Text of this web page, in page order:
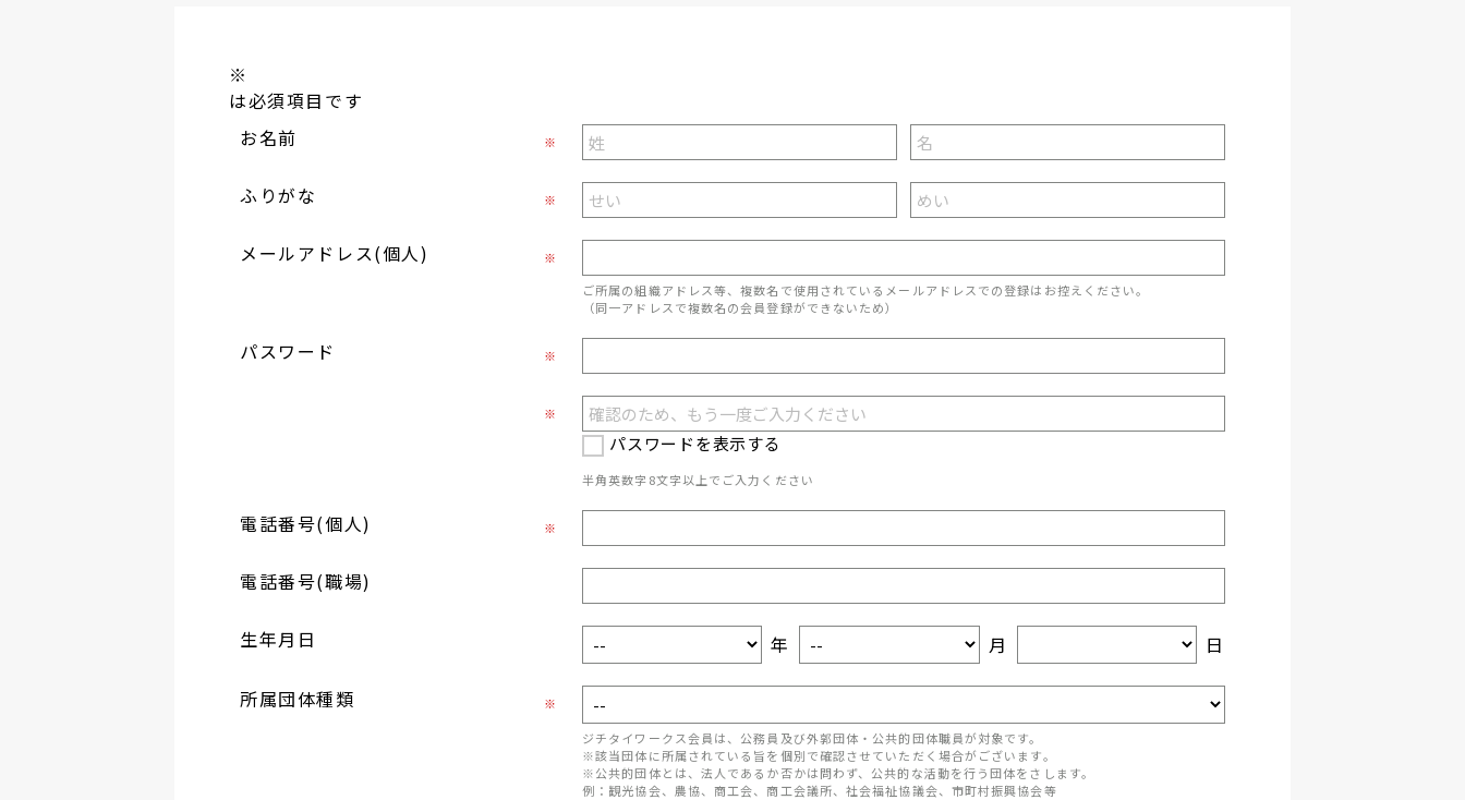
※
は必須項目です
お名前
※
ふりがな ※
メールアドレス(個人)
※
ご所属の組織アドレス等、複数名で使用されているメールアドレスでの登録はお控えください。
（同一アドレスで複数名の会員登録ができないため）
パスワード ※
※
パスワードを表示する
半角英数字8文字以上でご入力ください
電話番号(個人) ※
電話番号(職場)
生年月日 年 月 日
所属団体種類
※
ジチタイワークス会員は、公務員及び外郭団体・公共的団体職員が対象です。
※該当団体に所属されている旨を個別で確認させていただく場合がございます。
※公共的団体とは、法人であるか否かは問わず、公共的な活動を行う団体をさします。
例：観光協会、農協、商工会、商工会議所、社会福祉協議会、市町村振興協会等